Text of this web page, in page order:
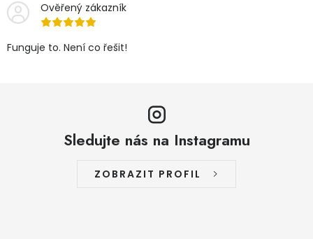
Ověřený zákazník
Funguje to. Není co řešit!
Sledujte nás na Instagramu
ZOBRAZIT PROFIL